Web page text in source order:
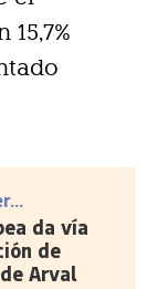
da vía
de
Arval